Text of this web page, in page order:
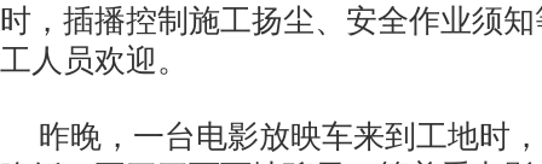
时，插播控制施工扬尘、安全作业须
工人员欢迎。
昨晚，一台电影放映车来到工地时